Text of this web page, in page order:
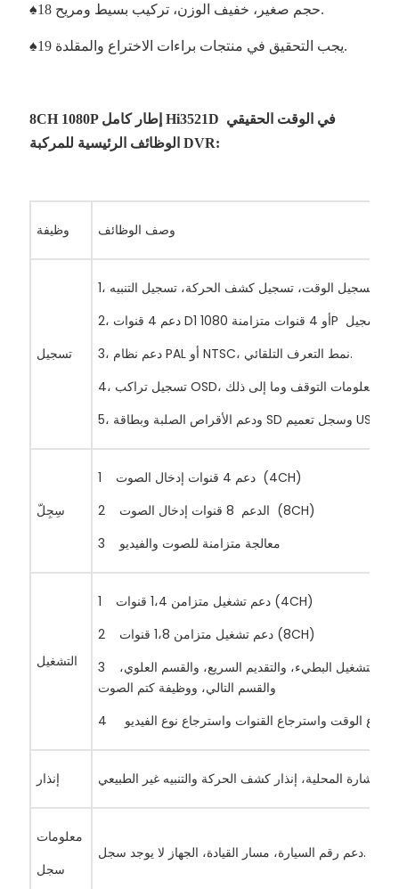
♠18 حجم صغير، خفيف الوزن، تركيب بسيط ومريح.
♠19 يجب التحقيق في منتجات براءات الاختراع والمقلدة.
8CH 1080P إطار كامل Hi3521D في الوقت الحقيقي
الوظائف الرئيسية للمركبة DVR:
وظيفة وصف الوظائف
تسجيل
3، دعم نظام PAL أو NTSC، نمط التعرف التلقائي.
5، ودعم الأقراص الصلبة وبطاقة SD وسجل تعميم USB.
سِجِلّ
1
(4CH)
2
الدعم
(8CH)
3
معالجة متزامنة للصوت والفيديو
التشغيل
1
دعم تشغيل متزامن 1،4 قنوات (4CH)
2
دعم تشغيل متزامن 1،8 قنوات (8CH)
3
والقسم التالي، ووظيفة كتم الصوت
4
إنذار
معلومات
سجل
دعم رقم السيارة، مسار القيادة، الجهاز لا يوجد سجل.